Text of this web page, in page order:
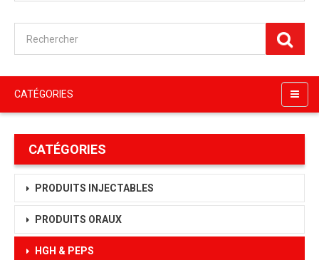
CATÉGORIES
CATÉGORIES
PRODUITS INJECTABLES
PRODUITS ORAUX
HGH & PEPS